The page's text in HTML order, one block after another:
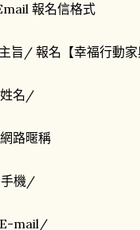
報名信格式
旨/ 報名【幸福行動家
名/
路暱稱
手機/
mail/